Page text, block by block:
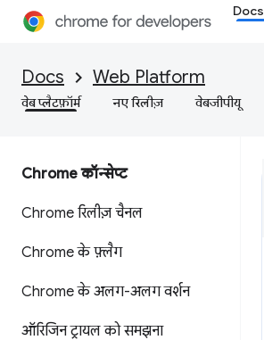
Docs
Docs Web Platform
वेब प्लैटफ़ॉर्म नए रिलीज़ वेबजीपीयू
Chrome कॉन्सेप्ट
Chrome रिलीज़ चैनल
Chrome के फ़्लैग
Chrome के अलग-अलग वर्शन
ऑरिजिन ट्रायल को समझना